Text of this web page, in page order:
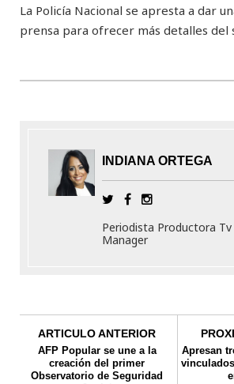
La Policía Nacional se apresta a dar
prensa para ofrecer más detalles del
INDIANA ORTEGA
Periodista Productora
Manager
ARTICULO ANTERIOR
AFP Popular se une a la
creación del primer
Observatorio de Seguridad
Apresan